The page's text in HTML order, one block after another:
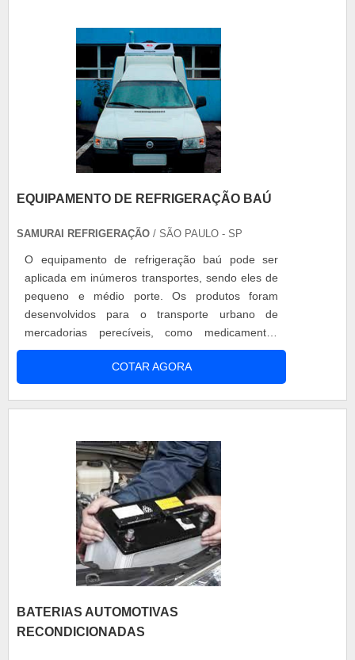
EQUIPAMENTO DE REFRIGERAÇÃO BAÚ
SAMURAI REFRIGERAÇÃO / SÃO PAULO - SP
O equipamento de refrigeração baú pode ser
aplicada em inúmeros transportes, sendo eles de
pequeno e médio porte. Os produtos foram
desenvolvidos para o transporte urbano de
mercadorias perecíveis, como medicamentos
termolábeis, alimentos perecíveis, gelo, entre
outros. A intenção é manter a mercadoria intacta,
sem perder suas características e qualidades.
COTAR AGORA
BATERIAS AUTOMOTIVAS
RECONDICIONADAS